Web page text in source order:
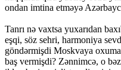
ondan imtina etməyə
Tanrı nə vaxtsa yuxarıdan
eşqi, söz sehri, harmoniya
göndərmişdi Moskvaya
baş vermişdi? Zənnimcə, o